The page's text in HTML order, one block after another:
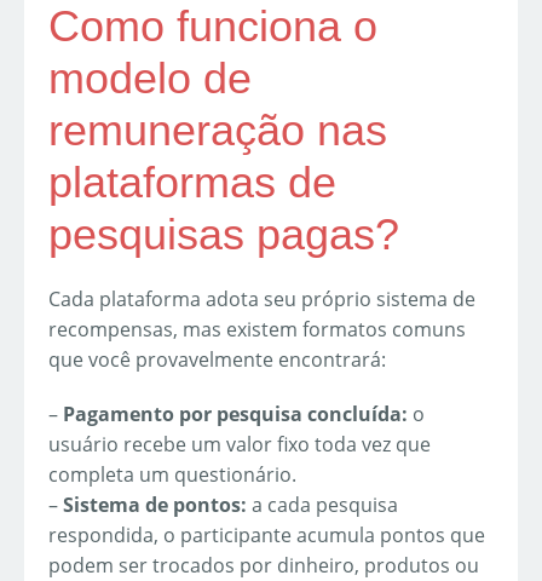
Como funciona o
modelo de
remuneração nas
plataformas de
pesquisas pagas?
Cada plataforma adota seu próprio sistema de
recompensas, mas existem formatos comuns
que você provavelmente encontrará:
– Pagamento por pesquisa concluída: o
usuário recebe um valor fixo toda vez que
completa um questionário.
–Sistema de pontos: a cada pesquisa
respondida, o participante acumula pontos que
podem ser trocados por dinheiro, produtos ou